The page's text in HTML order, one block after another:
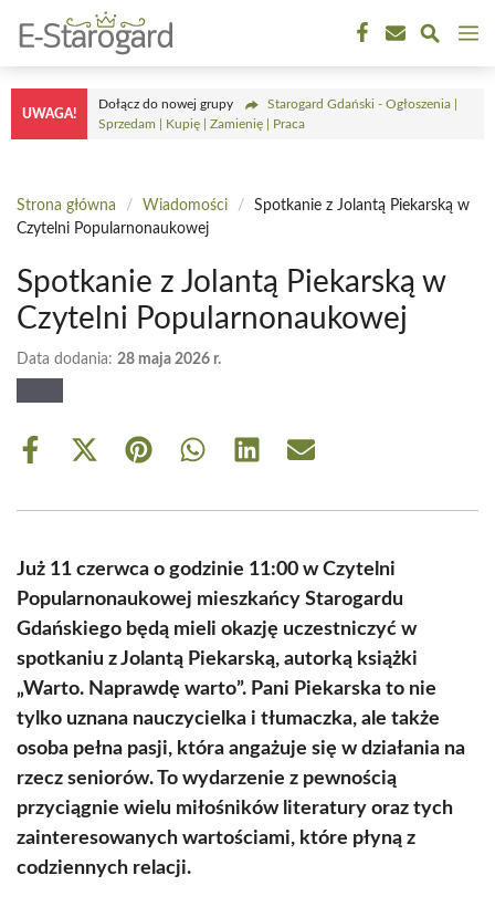
treści
UWAGA!
Dołącz do nowej grupy
Starogard Gdański - Ogłoszenia |
Sprzedam | Kupię | Zamienię | Praca
Strona główna / Wiadomości /
Spotkanie z Jolantą Piekarską w
Czytelni Popularnonaukowej
Spotkanie z Jolantą Piekarską w
Czytelni Popularnonaukowej
Data dodania: 28 maja 2026 r.
Share
Share
(Twitter)
Share Share Share Share
Już 11 czerwca o godzinie 11:00 w Czytelni
Popularnonaukowej mieszkańcy Starogardu
Gdańskiego będą mieli okazję uczestniczyć w
spotkaniu z Jolantą Piekarską, autorką książki
„Warto. Naprawdę warto”. Pani Piekarska to nie
tylko uznana nauczycielka i tłumaczka, ale także
osoba pełna pasji, która angażuje się w działania na
rzecz seniorów. To wydarzenie z pewnością
przyciągnie wielu miłośników literatury oraz tych
zainteresowanych wartościami, które płyną z
codziennych relacji.